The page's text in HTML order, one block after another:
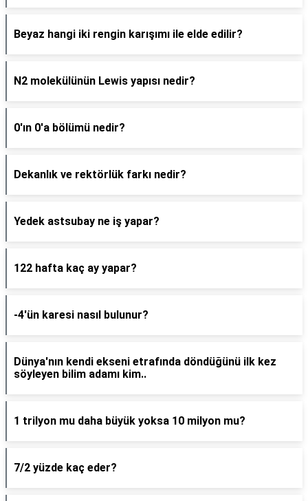
Beyaz hangi iki rengin karışımı ile elde edilir?
N2 molekülünün Lewis yapısı nedir?
0'ın 0'a bölümü nedir?
Dekanlık ve rektörlük farkı nedir?
Yedek astsubay ne iş yapar?
122 hafta kaç ay yapar?
-4'ün karesi nasıl bulunur?
Dünya'nın kendi ekseni etrafında döndüğünü ilk kez
söyleyen bilim adamı kim..
1 trilyon mu daha büyük yoksa 10 milyon mu?
7/2 yüzde kaç eder?